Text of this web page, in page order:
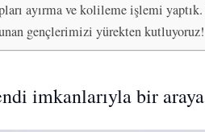
ayırma ve kolileme işlemi
gençlerimizi yürekten kutluyoruz!
imkanlarıyla bir